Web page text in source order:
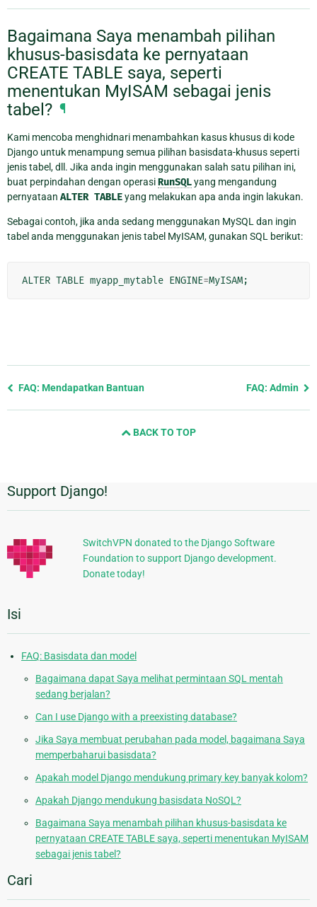
Bagaimana Saya menambah pilihan
khusus-basisdata ke pernyataan
CREATE TABLE saya, seperti
menentukan MyISAM sebagai jenis
tabel? ¶
Kami mencoba menghidnari menambahkan kasus khusus di kode
Django untuk menampung semua pilihan basisdata-khusus seperti
jenis tabel, dll. Jika anda ingin menggunakan salah satu pilihan ini,
buat perpindahan dengan operasiRunSQLyang mengandung
pernyataan ALTER TABLEyang melakukan apa anda ingin lakukan.
Sebagai contoh, jika anda sedang menggunakan MySQL dan ingin
tabel anda menggunakan jenis tabel MyISAM, gunakan SQL berikut:
ALTER TABLE myapp_mytable ENGINE=MyISAM;
Previous
FAQ: Mendapatkan Bantuan FAQ: Admin
BACK TO TOP
Informasi
Tambahan
Support Django!
SwitchVPN donated to the Django Software
Foundation to support Django development.
Donate today!
Isi
FAQ: Basisdata dan model
Bagaimana dapat Saya melihat permintaan SQL mentah
sedang berjalan?
Can I use Django with a preexisting database?
Jika Saya membuat perubahan pada model, bagaimana Saya
memperbaharui basisdata?
Apakah model Django mendukung primary key banyak kolom?
Apakah Django mendukung basisdata NoSQL?
Bagaimana Saya menambah pilihan khusus-basisdata ke
pernyataan CREATE TABLE saya, seperti menentukan MyISAM
sebagai jenis tabel?
Cari